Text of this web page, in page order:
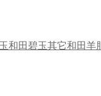
和田碧玉其它和田羊